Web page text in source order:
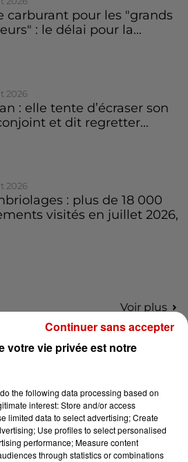
carburant pour les "grands
: le délai pour la...
2026
: elle tente d’écraser son
et dit regretter...
2026
: plus de 18 000
visités en juillet 2026,
Voir plus
vos places pour le
Marché Gourmand 2026
- Gagnez vos entrées
l'un des zoos de nos
votre vie privée est notre
do the following data processing based on
interest: Store and/or access
limited data to select advertising; Create
Use profiles to select personalised
performance; Measure content
through statistics or combinations
Continuer sans accepter